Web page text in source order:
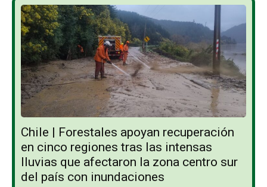
Chile | Forestales apoyan recuperación
en cinco regiones tras las intensas
lluvias que afectaron la zona centro sur
del país con inundaciones